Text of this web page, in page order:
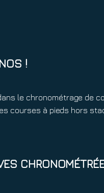
!
le chronométrage de
courses à pieds hors